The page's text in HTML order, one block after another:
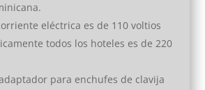
eléctrica es de 110 voltios
todos los hoteles es de 220
para enchufes de clavija